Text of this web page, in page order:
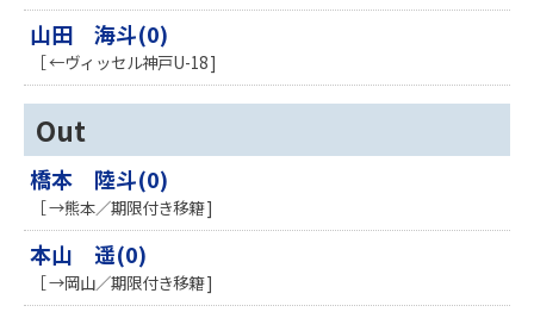
山田 海斗(0)
［ ←ヴィッセル神戸U-18 ]
Out
橋本 陸斗(0)
［ →熊本／期限付き移籍 ]
本山 遥(0)
［ →岡山／期限付き移籍 ]